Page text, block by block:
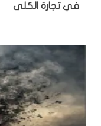
في تجارة الكلى